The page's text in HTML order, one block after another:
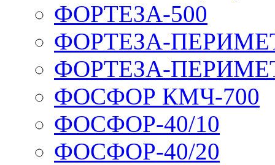
ФОРТЕЗА-500
ФОРТЕЗА-
ФОРТЕЗА-
ФОСФОР КМЧ-700
ФОСФОР-40/10
ФОСФОР-40/20